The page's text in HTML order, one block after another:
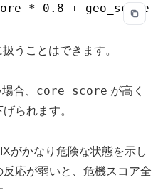
* 0.8 + geo_score
うことはできます。
合、 core_score が高く
られます。
がかなり危険な状態を示し
応が弱いと、危機スコア全